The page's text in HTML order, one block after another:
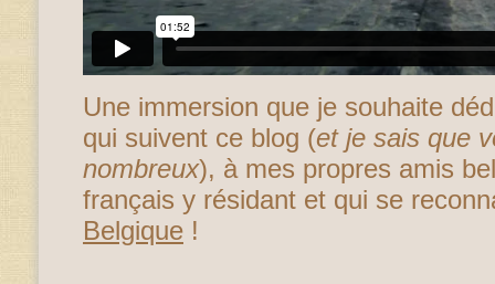
Une immersion que je souhaite
qui suivent ce blog (et je sais que
nombreux), à mes propres amis
français y résidant et qui se
Belgique !